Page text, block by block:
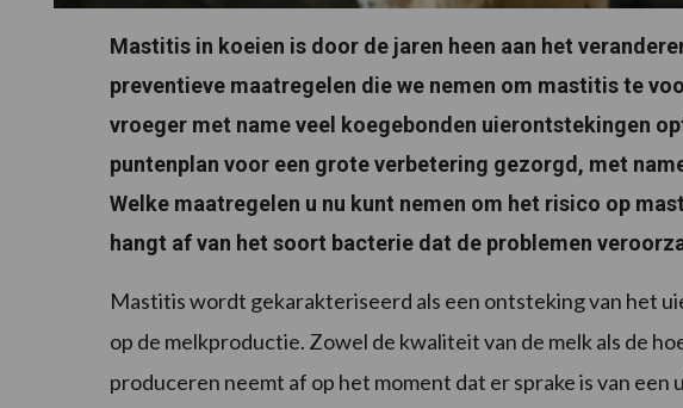
Mastitis in koeien is door de jaren heen aan het
preventieve maatregelen die we nemen om mastitis te
vroeger met name veel koegebonden uierontstekingen
puntenplan voor een grote verbetering gezorgd, met
Welke maatregelen u nu kunt nemen om het risico op
hangt af van het soort bacterie dat de problemen
Mastitis wordt gekarakteriseerd als een ontsteking van het
op de melkproductie. Zowel de kwaliteit van de melk als de
produceren neemt af op het moment dat er sprake is van